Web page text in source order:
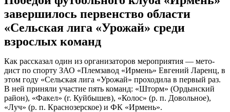
завершилось первенство области
«Сельская лига «Урожай» среди
взрослых команд
Как рассказал один из организаторов мероприятия — мето­
дист по спорту ЗАО «Плем­завод «Ирмень» Евгений Ларенц, в
этом году «Сельская лига «Урожай» проходила в первый раз.
В ней приняли участие пять команд: «Шторм» (Ордынский
район), «Факел» (г. Куйбышев), «Колос» (р. п. Довольное),
«Луч» (р. п. Краснозерское) и ФК «Ирмень».